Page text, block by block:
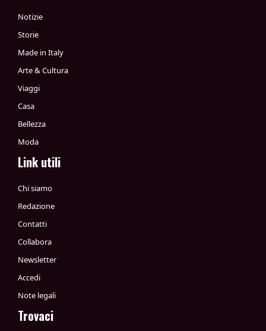
Notizie
Storie
Made in Italy
Arte & Cultura
Viaggi
Casa
Bellezza
Moda
Link utili
Chi siamo
Redazione
Contatti
Collabora
Newsletter
Accedi
Note legali
Trovaci